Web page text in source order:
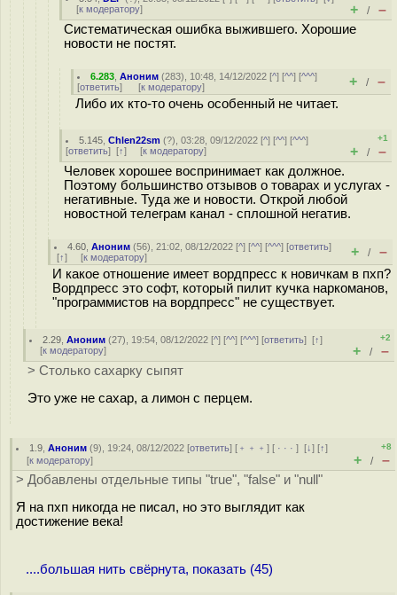
[к модератору] + / –
Систематическая ошибка выжившего. Хорошие
новости не постят.
6.283 ,Аноним (283), 10:48, 14/12/2022 [^] [^^] [^^^]
[ответить] [к модератору] + / –
Либо их кто-то очень особенный не читает.
5.145 ,Chlen22sm (?), 03:28, 09/12/2022 [^] [^^] [^^^]
[ответить] [↑] [к модератору]
+1
+ / –
Человек хорошее воспринимает как должное.
Поэтому большинство отзывов о товарах и услугах -
негативные. Туда же и новости. Открой любой
новостной телеграм канал - сплошной негатив.
4.60 ,Аноним (56), 21:02, 08/12/2022 [^] [^^] [^^^] [ответить]
[↑] [к модератору] + / –
И какое отношение имеет вордпресс к новичкам в пхп?
Вордпресс это софт, который пилит кучка наркоманов,
"программистов на вордпресс" не существует.
2.29 ,Аноним (27), 19:54, 08/12/2022 [^] [^^] [^^^] [ответить][↑]
[к модератору]
+2
+ / –
> Столько сахарку сыпят
Это уже не сахар, а лимон с перцем.
1.9 ,Аноним (9), 19:24, 08/12/2022 [ответить] [ ﹢﹢﹢] [ · · ·][↓] [↑]
[к модератору]
+8
+ / –
> Добавлены отдельные типы "true", "false" и "null"
Я на пхп никогда не писал, но это выглядит как
достижение века!
....большая нить свёрнута, показать (45)